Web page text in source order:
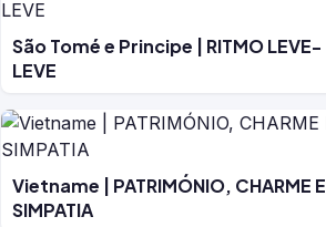
São Tomé e Principe | RITMO LEVE-
LEVE
Vietname | PATRIMÓNIO, CHARME E
SIMPATIA